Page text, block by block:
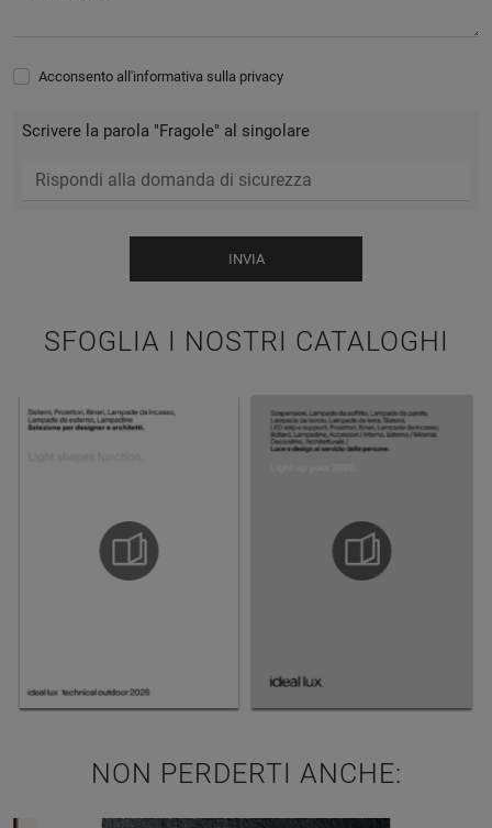
SFOGLIA I NOSTRI CATALOGHI
Acconsento all'informativa sulla privacy
Scrivere la parola "Fragole" al singolare
INVIA
NON PERDERTI ANCHE: